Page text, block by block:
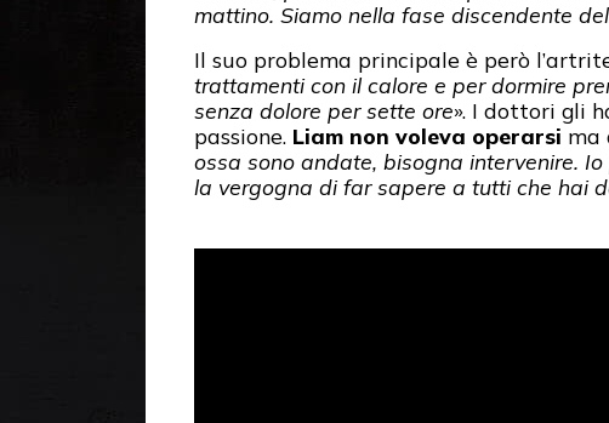
mattino. Siamo nella fase discendente
Il suo problema principale è però
trattamenti con il calore e per dormire
senza dolore per sette ore». I dottori gli
passione. Liam non voleva operarsi ma
ossa sono andate, bisogna intervenire.
la vergogna di far sapere a tutti che hai